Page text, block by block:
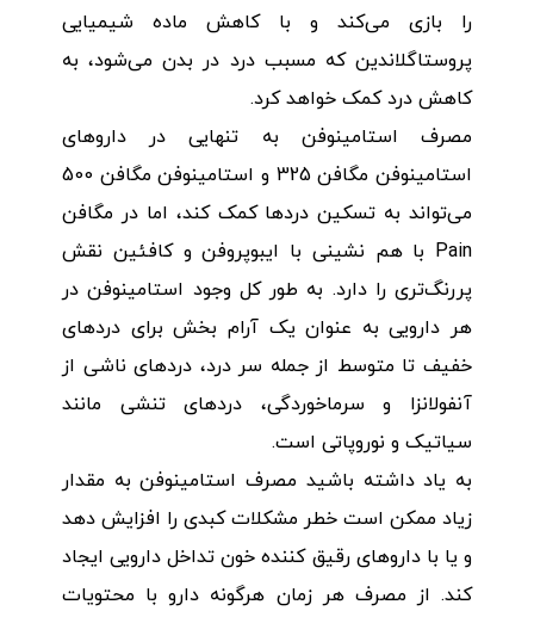
را بازی می‌کند و با کاهش ماده شیمیایی
پروستاگلاندین که مسبب درد در بدن می‌شود، به
کاهش درد کمک خواهد کرد.
مصرف استامینوفن به تنهایی در داروهای
استامینوفن مگافن 325 و استامینوفن مگافن 500
می‌تواند به تسکین دردها کمک کند، اما در مگافن
Pain با هم نشینی با ایبوپروفن و کافئین نقش
پررنگ‌تری را دارد. به طور کل وجود استامینوفن در
هر دارویی به عنوان یک آرام بخش برای دردهای
خفیف تا متوسط از جمله سر درد، دردهای ناشی از
آنفولانزا و سرماخوردگی، دردهای تنشی مانند
سیاتیک و نوروپاتی است.
به یاد داشته باشید مصرف استامینوفن به مقدار
زیاد ممکن است خطر مشکلات کبدی را افزایش دهد
و یا با داروهای رقیق کننده خون تداخل دارویی ایجاد
کند. از مصرف هر زمان هرگونه دارو با محتویات